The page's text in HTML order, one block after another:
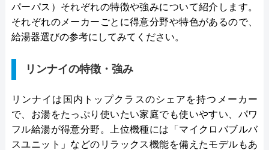
パーパス）それぞれの特徴や強みについて紹介します。
それぞれのメーカーごとに得意分野や特色があるので、
給湯器選びの参考にしてみてください。
リンナイの特徴・強み
リンナイは国内トップクラスのシェアを持つメーカー
で、お湯をたっぷり使いたい家庭でも使いやすい、パワ
フル給湯が得意分野。上位機種には「マイクロバブルバ
スユニット」などのリラックス機能を備えたモデルもあ